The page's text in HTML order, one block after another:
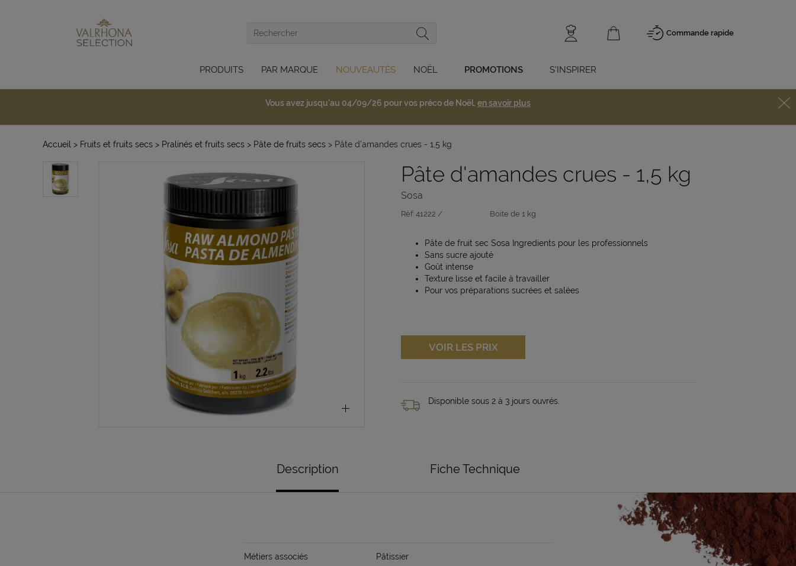
Commande rapide
PRODUITS PAR MARQUE NOUVEAUTÉS NOËL PROMOTIONS S'INSPIRER
Vous avez jusqu'au 04/09/26 pour vos préco de Noël, en savoir plus
Accueil > Fruits et fruits secs > Pralinés et fruits secs > Pâte de fruits secs > Pâte d'amandes crues - 1,5 kg
Pâte d'amandes crues - 1,5 kg
Sosa
Réf: 41222 / Boite de 1 kg
Pâte de fruit sec Sosa Ingredients pour les professionnels
Sans sucre ajouté
Goût intense
Texture lisse et facile à travailler
Pour vos préparations sucrées et salées
VOIR LES PRIX
Disponible sous 2 à 3 jours ouvrés.
Description Fiche Technique
Métiers associés Pâtissier